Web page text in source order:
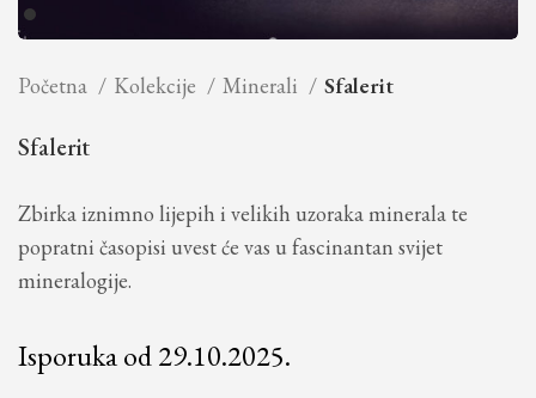
Početna Kolekcije Minerali Sfalerit
Sfalerit
Zbirka iznimno lijepih i velikih uzoraka minerala te
popratni časopisi uvest će vas u fascinantan svijet
mineralogije.
Isporuka od 29.10.2025.